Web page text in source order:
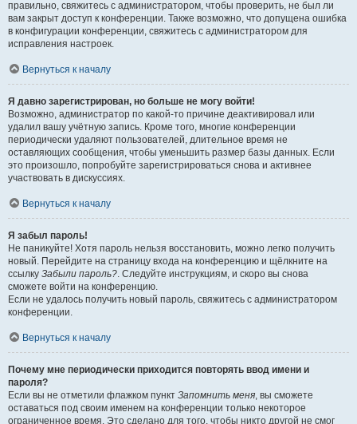
правильно, свяжитесь с администратором, чтобы проверить, не был ли
вам закрыт доступ к конференции. Также возможно, что допущена ошибка
в конфигурации конференции, свяжитесь с администратором для
исправления настроек.
Вернуться к началу
Я давно зарегистрирован, но больше не могу войти!
Возможно, администратор по какой-то причине деактивировал или
удалил вашу учётную запись. Кроме того, многие конференции
периодически удаляют пользователей, длительное время не
оставляющих сообщения, чтобы уменьшить размер базы данных. Если
это произошло, попробуйте зарегистрироваться снова и активнее
участвовать в дискуссиях.
Вернуться к началу
Я забыл пароль!
Не паникуйте! Хотя пароль нельзя восстановить, можно легко получить
новый. Перейдите на страницу входа на конференцию и щёлкните на
ссылку Забыли пароль?. Следуйте инструкциям, и скоро вы снова
сможете войти на конференцию.
Если не удалось получить новый пароль, свяжитесь с администратором
конференции.
Вернуться к началу
Почему мне периодически приходится повторять ввод имени и
пароля?
Если вы не отметили флажком пункт Запомнить меня, вы сможете
оставаться под своим именем на конференции только некоторое
ограниченное время. Это сделано для того, чтобы никто другой не смог